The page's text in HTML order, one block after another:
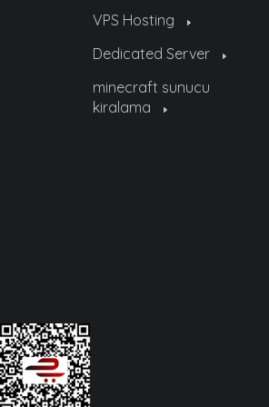
VPS Hosting
Dedicated Server
minecraft sunucu
kiralama